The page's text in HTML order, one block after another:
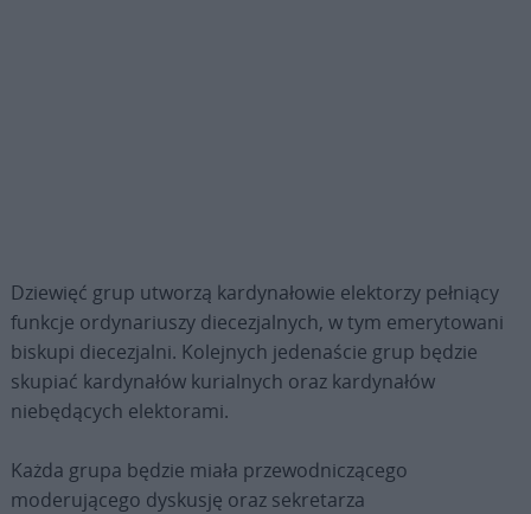
Dziewięć grup utworzą kardynałowie elektorzy pełniący
funkcje ordynariuszy diecezjalnych, w tym emerytowani
biskupi diecezjalni. Kolejnych jedenaście grup będzie
skupiać kardynałów kurialnych oraz kardynałów
niebędących elektorami.
Każda grupa będzie miała przewodniczącego
moderującego dyskusję oraz sekretarza